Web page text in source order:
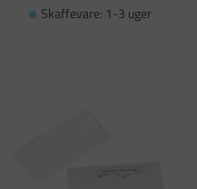
Skaffevare: 1-3 uger